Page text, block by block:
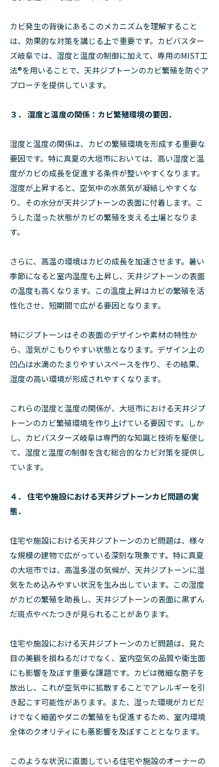
カビ発生の背後にあるこのメカニズムを理解すること
は、効果的な対策を講じる上で重要です。カビバスター
ズ岐阜では、湿度と温度の制御に加えて、専用のMIST工
法®を用いることで、天井ジプトーンのカビ繁殖を防ぐア
プローチを提供しています。
３． 湿度と温度の関係：カビ繁殖環境の要因．
湿度と温度の関係は、カビの繁殖環境を形成する重要な
要因です。特に真夏の大垣市においては、高い湿度と温
度がカビの成長を促進する条件が整いやすくなります。
湿度が上昇すると、空気中の水蒸気が凝結しやすくな
り、その水分が天井ジプトーンの表面に付着します。こ
うした湿った状態がカビの繁殖を支える土壌となりま
す。
さらに、高温の環境はカビの成長を加速させます。暑い
季節になると室内温度も上昇し、天井ジプトーンの表面
の温度も高くなります。この温度上昇はカビの繁殖を活
性化させ、短期間で広がる要因となります。
特にジプトーンはその表面のデザインや素材の特性か
ら、湿気がこもりやすい状態となります。デザイン上の
凹凸は水滴のたまりやすいスペースを作り、その結果、
湿度の高い環境が形成されやすくなります。
これらの湿度と温度の関係が、大垣市における天井ジプ
トーンのカビ繁殖環境を作り上げている要因です。しか
し、カビバスターズ岐阜は専門的な知識と技術を駆使し
て、湿度と温度の制御を含む総合的なカビ対策を提供し
ています。
４． 住宅や施設における天井ジプトーンカビ問題の実
態．
住宅や施設における天井ジプトーンのカビ問題は、様々
な規模の建物で広がっている深刻な現象です。特に真夏
の大垣市では、高温多湿の気候が、天井ジプトーンに湿
気をため込みやすい状況を生み出しています。この湿度
がカビの繁殖を助長し、天井ジプトーンの表面に黒ずん
だ斑点やべたつきが見られることがあります。
住宅や施設における天井ジプトーンのカビ問題は、見た
目の美観を損ねるだけでなく、室内空気の品質や衛生面
にも影響を及ぼす重要な課題です。カビは微細な胞子を
放出し、これが空気中に拡散することでアレルギーを引
き起こす可能性があります。また、湿った環境がカビだ
けでなく細菌やダニの繁殖をも促進するため、室内環境
全体のクオリティにも悪影響を及ぼすこととなります。
このような状況に直面している住宅や施設のオーナーの